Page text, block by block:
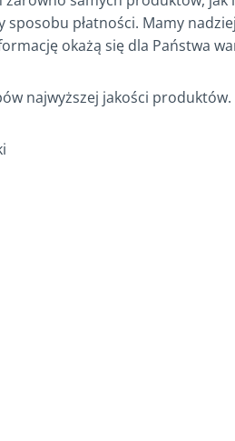
sposobu płatności. Mamy
okażą się dla Państwa
najwyższej jakości produktów.